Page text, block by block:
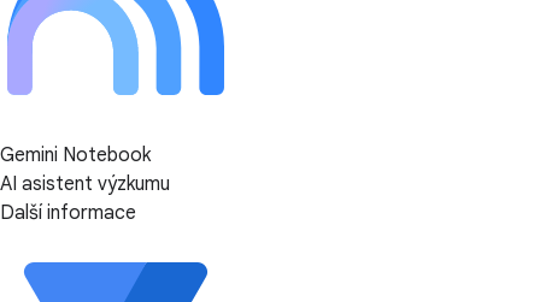
Gemini Notebook
AI asistent výzkumu
Další informace